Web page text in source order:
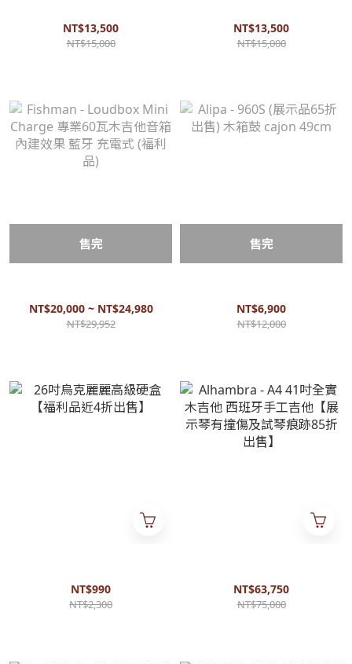
售】編號5
NT$13,500
NT$15,000
售】編號4
NT$13,500
NT$15,000
售完
內建效果 藍牙 充電式 (福利品)
NT$20,000 ~ NT$24,980
NT$29,952
售完
NT$6,900
NT$12,000
NT$990
NT$2,300
撞傷及試琴痕跡85折出售】
NT$63,750
NT$75,000